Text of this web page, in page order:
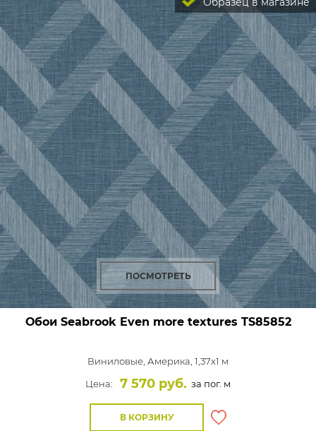
ПОСМОТРЕТЬ
Обои Seabrook Even more textures TS85852
Виниловые, Америка, 1,37x1 м
Цена:
7 570 руб. за пог. м
В КОРЗИНУ